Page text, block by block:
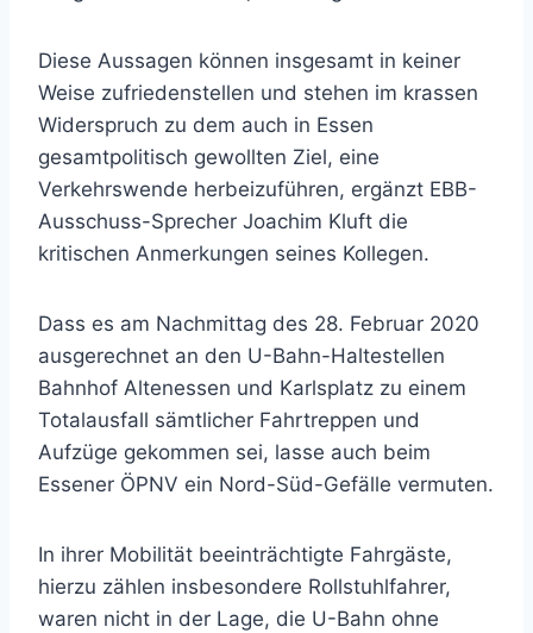
Diese Aussagen können insgesamt in keiner
Weise zufriedenstellen und stehen im krassen
Widerspruch zu dem auch in Essen
gesamtpolitisch gewollten Ziel, eine
Verkehrswende herbeizuführen, ergänzt EBB-
Ausschuss-Sprecher Joachim Kluft die
kritischen Anmerkungen seines Kollegen.
Dass es am Nachmittag des 28. Februar 2020
ausgerechnet an den U-Bahn-Haltestellen
Bahnhof Altenessen und Karlsplatz zu einem
Totalausfall sämtlicher Fahrtreppen und
Aufzüge gekommen sei, lasse auch beim
Essener ÖPNV ein Nord-Süd-Gefälle vermuten.
In ihrer Mobilität beeinträchtigte Fahrgäste,
hierzu zählen insbesondere Rollstuhlfahrer,
waren nicht in der Lage, die U-Bahn ohne